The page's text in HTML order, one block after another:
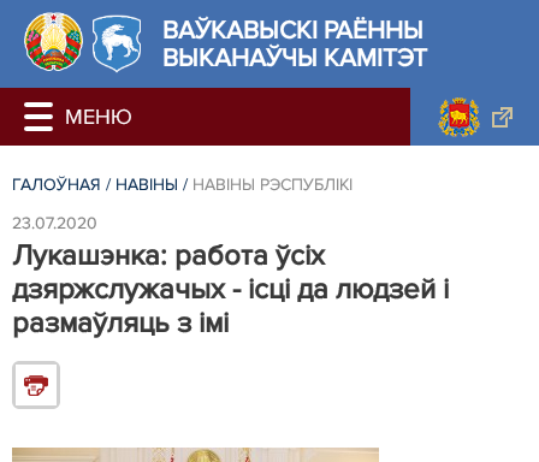
ВАЎКАВЫСКІ РАЁННЫ
ВЫКАНАЎЧЫ КАМІТЭТ
ГАЛОЎНАЯ / НАВIНЫ / НАВIНЫ РЭСПУБЛIКI
23.07.2020
Лукашэнка: работа ўсіх
дзяржслужачых - ісці да людзей і
размаўляць з імі